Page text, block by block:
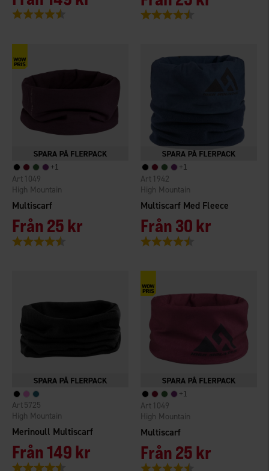
Betyg: Betyg:
+1
Multiscarf
High Mountain
1049
Från25 kr
Betyg:
+1
Multiscarf Med Fleece
High Mountain
1942
Från30 kr
Betyg:
Merinoull Multiscarf
High Mountain
5725
Från149 kr
Betyg:
+1
Multiscarf
High Mountain
1049
Från25 kr
Betyg: